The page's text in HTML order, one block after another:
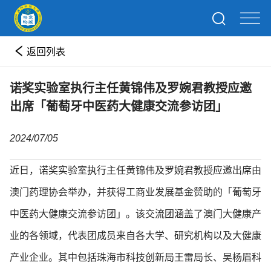
返回列表
诺奖实验室执行主任黄锦伟及罗婉君教授应邀
出席「葡萄牙中医药大健康交流参访团」
2024/07/05
近日，诺奖实验室执行主任黄锦伟及罗婉君教授应邀出席由
澳门药理协会举办，并获得工商业发展基金赞助的「葡萄牙
中医药大健康交流参访团」。该交流团涵盖了澳门大健康产
业的各领域，代表团成员来自各大学、研究机构以及大健康
产业企业。其中包括珠海市科技创新局王雷局长、吴杨眉科